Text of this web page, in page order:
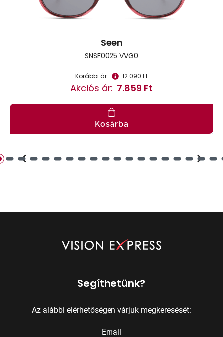
Seen
SNSF0025 VVG0
Korábbi ár: 12.090 Ft
Akciós ár: 7.859 Ft
Kosárba
Segíthetünk?
Az alábbi elérhetőségen várjuk megkeresését:
Email